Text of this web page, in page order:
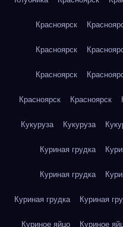
Красноярск
Красноярск
Красноярск
Красноярск Красноярск
Кукуруза Кукуруза
Куриная грудка
Куриная грудка
Куриная грудка Куриная
Куриное яйцо Куриное